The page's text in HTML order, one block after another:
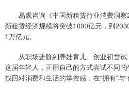
易观咨询《中国新租赁行业消费洞察
新租赁经济规模将突破1000亿元，到
1万亿元。
从职场进阶到养娃育儿、创业初尝试
这届年轻人，正用自己的方式尝试不同
找回对消费和生活的掌控感，在“拥有”与“